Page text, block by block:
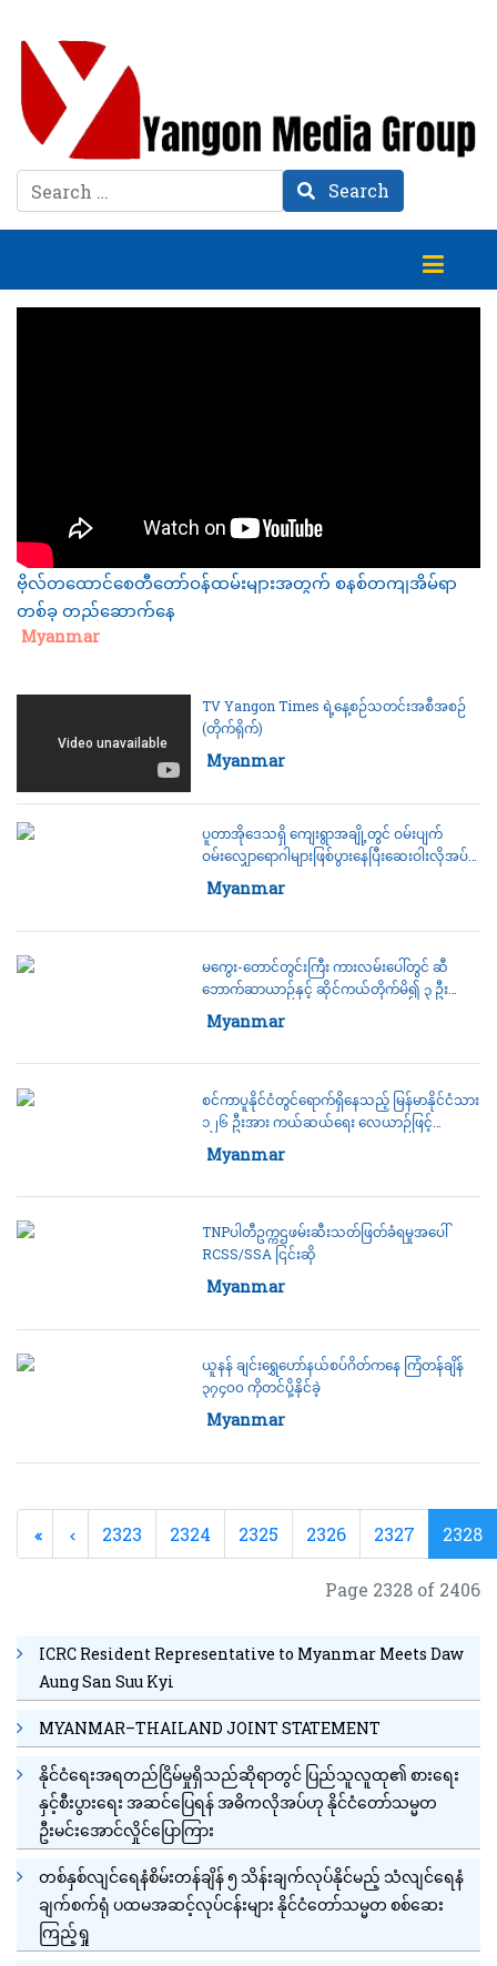
Search Search
ဗိုလ်တထောင်စေတီတော်ဝန်ထမ်းများအတွက် စနစ်တကျအိမ်ရာ
တစ်ခု တည်ဆောက်နေ
Category:
Myanmar
TV Yangon Times ရဲ့နေ့စဉ်သတင်းအစီအစဉ်
(တိုက်ရိုက်)
Category:
Myanmar
ပူတာအိုဒေသရှိ ကျေးရွာအချို့တွင် ဝမ်းပျက်
ဝမ်းလျှောရောဂါများဖြစ်ပွားနေပြီးဆေးဝါးလိုအပ်မှု
များရှိနေ
Category:
Myanmar
မ‌ကွေး-တောင်တွင်းကြီး ကားလမ်းပေါ်တွင် ဆီ
ဘောက်ဆာယာဉ်နှင့် ဆိုင်ကယ်တိုက်မိ၍ ၃ ဦး
သေဆုံး
Category:
Myanmar
စင်ကာပူနိုင်ငံတွင်ရောက်ရှိနေသည့် မြန်မာနိုင်ငံသား
၁၂၆ ဦးအား ကယ်ဆယ်ရေး လေယာဉ်ဖြင့်
ပြန်လည်ပို့ဆောင်ပေး
Category:
Myanmar
TNPပါတီဥက္ကဌဖမ်းဆီးသတ်ဖြတ်ခံရမှုအပေါ်
RCSS/SSA ငြင်းဆို
Category:
Myanmar
ယူနန် ချင်းရွှေဟော်နယ်စပ်ဂိတ်ကနေ ကြံတန်ချိန်
၃၇၄၀၀ ကိုတင်ပို့နိုင်ခဲ့
Category:
Myanmar
2323 2324 2325 2326 2327 2328
Page 2328 of 2406
ICRC Resident Representative to Myanmar Meets Daw
Aung San Suu Kyi
MYANMAR–THAILAND JOINT STATEMENT
နိုင်ငံရေးအရတည်ငြိမ်မှုရှိသည်ဆိုရာတွင် ပြည်သူလူထု၏ စားရေး
နှင့်စီးပွားရေး အဆင်ပြေရန် အဓိကလိုအပ်ဟု နိုင်ငံတော်သမ္မတ
ဦးမင်းအောင်လှိုင်ပြောကြား
တစ်နှစ်လျင်ရေနံစိမ်းတန်ချိန် ၅ သိန်းချက်လုပ်နိုင်မည့် သံလျင်ရေနံ
ချက်စက်ရုံ ပထမအဆင့်လုပ်ငန်းများ နိုင်ငံတော်သမ္မတ စစ်ဆေး
ကြည့်ရှု